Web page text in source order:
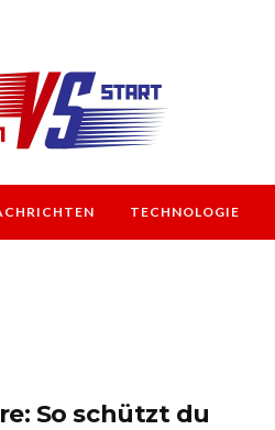
TECHNOLOGIE
So schützt du